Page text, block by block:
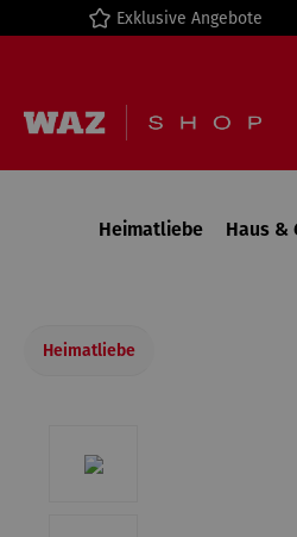
Zur Hauptnavigation
Exklusive Angebote
Heimatliebe Haus &
Heimatliebe